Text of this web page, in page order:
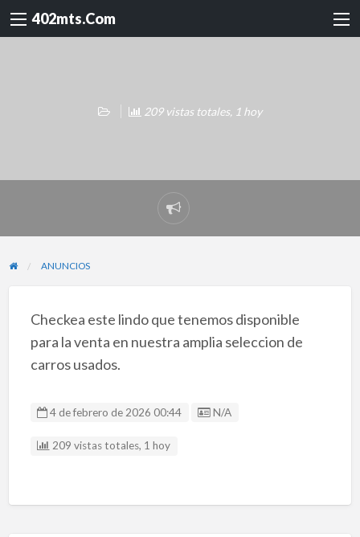
402mts.Com
209 vistas totales, 1 hoy
Reportar
problema
ANUNCIOS
Checkea este lindo que tenemos disponible
para la venta en nuestra amplia seleccion de
carros usados.
4 de febrero de 2026 00:44 Listing ID
N/A
209 vistas totales, 1 hoy